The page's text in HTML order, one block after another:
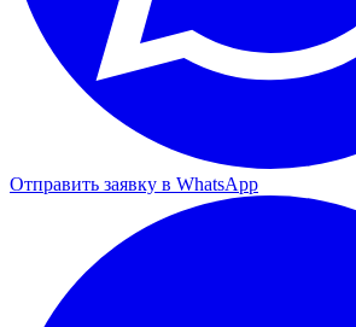
Отправить заявку в WhatsApp